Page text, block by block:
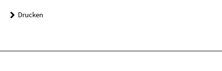
Drucken